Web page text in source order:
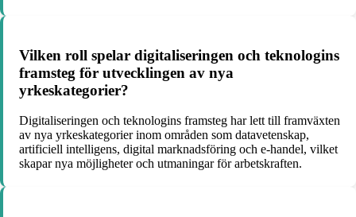
Vilken roll spelar digitaliseringen och teknologins
framsteg för utvecklingen av nya
yrkeskategorier?
Digitaliseringen och teknologins framsteg har lett till framväxten
av nya yrkeskategorier inom områden som datavetenskap,
artificiell intelligens, digital marknadsföring och e-handel, vilket
skapar nya möjligheter och utmaningar för arbetskraften.